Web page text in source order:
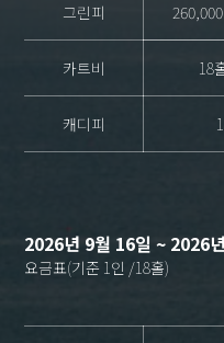
그린피 260,000
카트비 18
캐디피
2026년 9월 16일 ~ 2026
요금표(기준 1인 /18홀)